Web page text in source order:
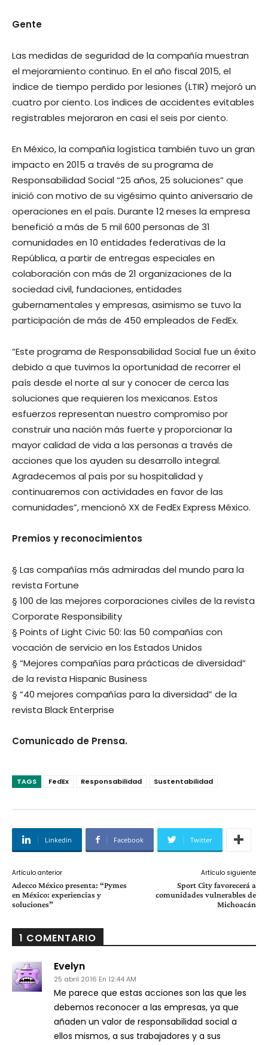
Gente
Las medidas de seguridad de la compañía muestran
el mejoramiento continuo. En el año fiscal 2015, el
índice de tiempo perdido por lesiones (LTIR) mejoró un
cuatro por ciento. Los índices de accidentes evitables
registrables mejoraron en casi el seis por ciento.
En México, la compañía logística también tuvo un gran
impacto en 2015 a través de su programa de
Responsabilidad Social “25 años, 25 soluciones” que
inició con motivo de su vigésimo quinto aniversario de
operaciones en el país. Durante 12 meses la empresa
benefició a más de 5 mil 600 personas de 31
comunidades en 10 entidades federativas de la
República, a partir de entregas especiales en
colaboración con más de 21 organizaciones de la
sociedad civil, fundaciones, entidades
gubernamentales y empresas, asimismo se tuvo la
participación de más de 450 empleados de FedEx.
“Este programa de Responsabilidad Social fue un éxito
debido a que tuvimos la oportunidad de recorrer el
país desde el norte al sur y conocer de cerca las
soluciones que requieren los mexicanos. Estos
esfuerzos representan nuestro compromiso por
construir una nación más fuerte y proporcionar la
mayor calidad de vida a las personas a través de
acciones que los ayuden su desarrollo integral.
Agradecemos al país por su hospitalidad y
continuaremos con actividades en favor de las
comunidades”, mencionó XX de FedEx Express México.
Premios y reconocimientos
§ Las compañías más admiradas del mundo para la
revista Fortune
§ 100 de las mejores corporaciones civiles de la revista
Corporate Responsibility
§ Points of Light Civic 50: las 50 compañías con
vocación de servicio en los Estados Unidos
§ “Mejores compañías para prácticas de diversidad”
de la revista Hispanic Business
§ “40 mejores compañías para la diversidad” de la
revista Black Enterprise
Comunicado de Prensa.
TAGS FedEx Responsabilidad Sustentabilidad
Linkedin Facebook Twitter
Artículo anterior
Adecco México presenta: “Pymes
en México: experiencias y
soluciones”
Artículo siguiente
Sport City favorecerá a
comunidades vulnerables de
Michoacán
1 COMENTARIO
Evelyn
25 abril 2016 En 12:44 AM
Me parece que estas acciones son las que les
debemos reconocer a las empresas, ya que
añaden un valor de responsabilidad social a
ellos mismos, a sus trabajadores y a sus